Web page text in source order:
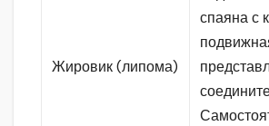
Жировик (липома)
спаяна с